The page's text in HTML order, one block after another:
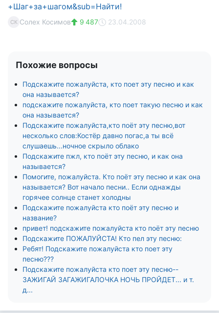
+Шаг+за+шагом&sub=Найти!
СК Солех Косимов 9 487 23.04.2008
Похожие вопросы
Подскажите пожалуйста, кто поет эту песню и как
она называется?
подскажите пожалуйста, кто поет такую песню и как
она называется?
Подскажите пожалуйста,кто поёт эту песню,вот
несколько слов:Костёр давно погас,а ты всё
слушаешь...ночное скрыло облако
Подскажите пжл, кто поёт эту песню, и как она
называется?
Помогите, пожалуйста. Кто поёт эту песню и как она
называется? Вот начало песни.. Если однажды
горячее солнце станет холодны
Подскажите пожалуйста кто поёт эту песню и
название?
привет! подскажите пожалуйста кто поёт эту песню
Подскажите ПОЖАЛУЙСТА! Кто пел эту песню:
Ребят! Подскажите пожалуйста кто поет эту
песню???
Подскажите пожалуйста кто поет эту песню--
ЗАЖИГАЙ ЗАГАЖИГАЛОЧКА НОЧЬ ПРОЙДЕТ... и т.
д...